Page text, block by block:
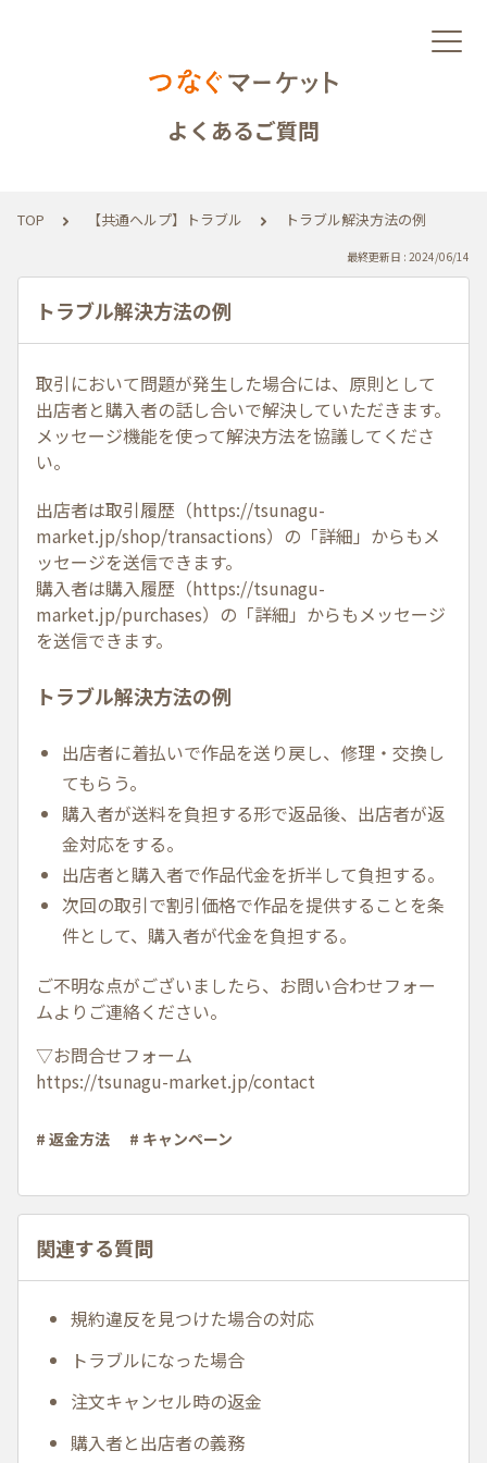
よくあるご質問
TOP 【共通ヘルプ】トラブル トラブル解決方法の例
最終更新日 : 2024/06/14
トラブル解決方法の例
取引において問題が発生した場合には、原則として
出店者と購入者の話し合いで解決していただきます。
メッセージ機能を使って解決方法を協議してくださ
い。
出店者は取引履歴（https://tsunagu-
market.jp/shop/transactions）の「詳細」からもメ
ッセージを送信できます。
購入者は購入履歴（https://tsunagu-
market.jp/purchases）の「詳細」からもメッセージ
を送信できます。
トラブル解決方法の例
出店者に着払いで作品を送り戻し、修理・交換し
てもらう。
購入者が送料を負担する形で返品後、出店者が返
金対応をする。
出店者と購入者で作品代金を折半して負担する。
次回の取引で割引価格で作品を提供することを条
件として、購入者が代金を負担する。
ご不明な点がございましたら、お問い合わせフォー
ムよりご連絡ください。
▽お問合せフォーム
https://tsunagu-market.jp/contact
# 返金方法 # キャンペーン
関連する質問
規約違反を見つけた場合の対応
トラブルになった場合
注文キャンセル時の返金
購入者と出店者の義務